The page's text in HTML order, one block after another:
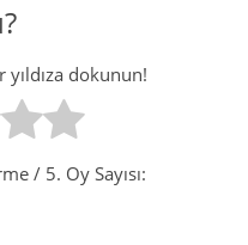
dokunun!
/ 5. Oy Sayısı: